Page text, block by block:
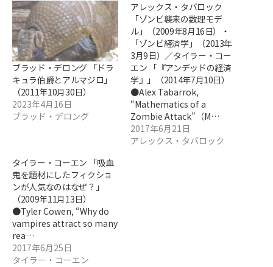
ブラッド・デロング 「ドラ
キュラ伯爵とアルマジロ」
（2011年10月30日）
2023年4月16日
ブラッド・デロング
アレックス・タバロック
「ゾンビ襲来の数理モデ
ル」（2009年8月16日）・
「ゾンビ経済学」（2013年
3月9日）／タイラー・コー
エン 「『アンデッドの経済
学』」（2014年7月10日）
●Alex Tabarrok,
“Mathematics of a
Zombie Attack”（M…
2017年6月21日
アレックス・タバロック
タイラー・コーエン 「吸血
鬼を題材にしたフィクショ
ンが人気なのはなぜ？」
（2009年11月13日）
●Tyler Cowen, “Why do
vampires attract so many
rea…
2017年6月25日
タイラー・コーエン